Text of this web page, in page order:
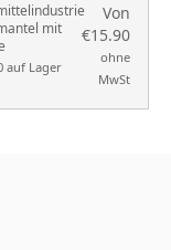
mit
auf Lager
Von
€15.90
ohne
MwSt